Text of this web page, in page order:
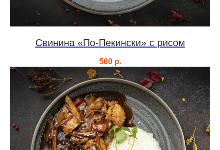
Свинина «По-Пекински» с рисом
560 р.